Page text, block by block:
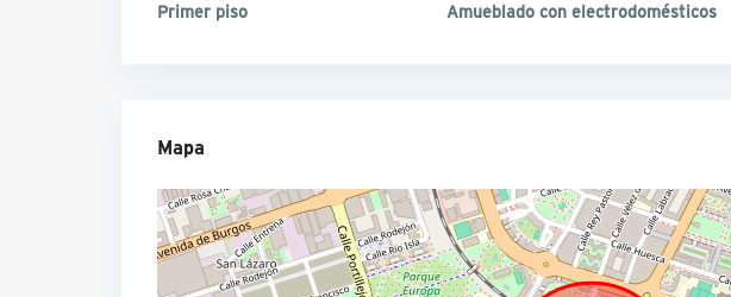
Primer piso
Amueblado con electrodomésticos
Mapa